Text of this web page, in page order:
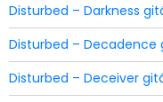
Disturbed – Darkness
Disturbed – Decadence
Disturbed – Deceiver